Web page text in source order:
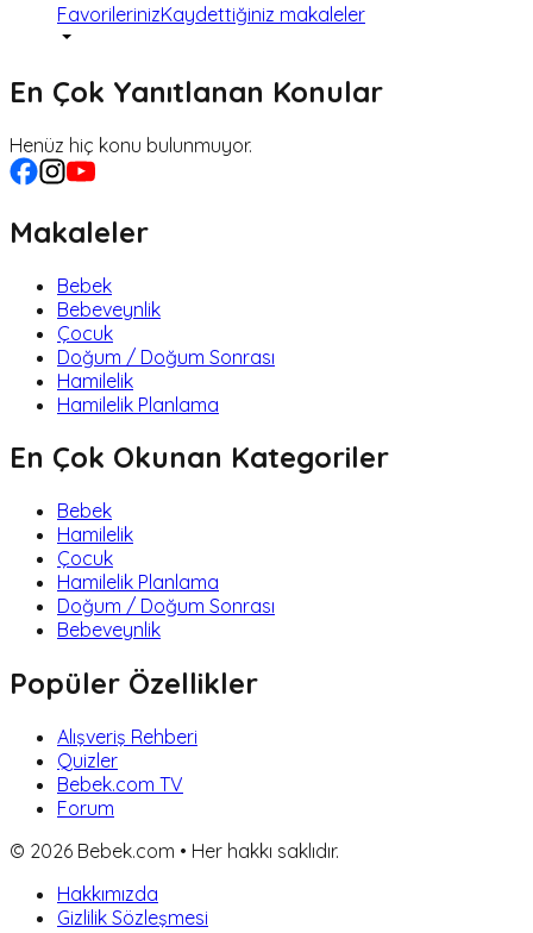
FavorilerinizKaydettiğiniz makaleler
En Çok Yanıtlanan Konular
Henüz hiç konu bulunmuyor.
Makaleler
Bebek
Bebeveynlik
Çocuk
Doğum / Doğum Sonrası
Hamilelik
Hamilelik Planlama
En Çok Okunan Kategoriler
Bebek
Hamilelik
Çocuk
Hamilelik Planlama
Doğum / Doğum Sonrası
Bebeveynlik
Popüler Özellikler
Alışveriş Rehberi
Quizler
Bebek.com TV
Forum
© 2026 Bebek.com • Her hakkı saklıdır.
Hakkımızda
Gizlilik Sözleşmesi